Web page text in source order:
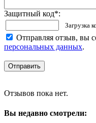
Защитный код*:
Загрузка
Отправляя отзыв, вы
персональных данных.
Отзывов пока нет.
Вы недавно смотрели: